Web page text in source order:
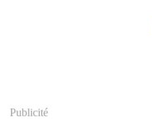
Publicité